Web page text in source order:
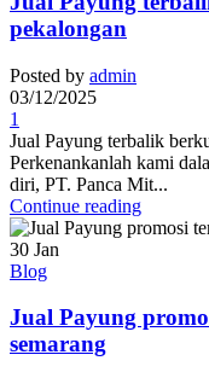
pekalongan
Posted by admin
03/12/2025
1
Jual Payung terbalik
Perkenankanlah kami
diri, PT. Panca Mit...
Continue reading
30 Jan
Blog
Jual Payung
semarang